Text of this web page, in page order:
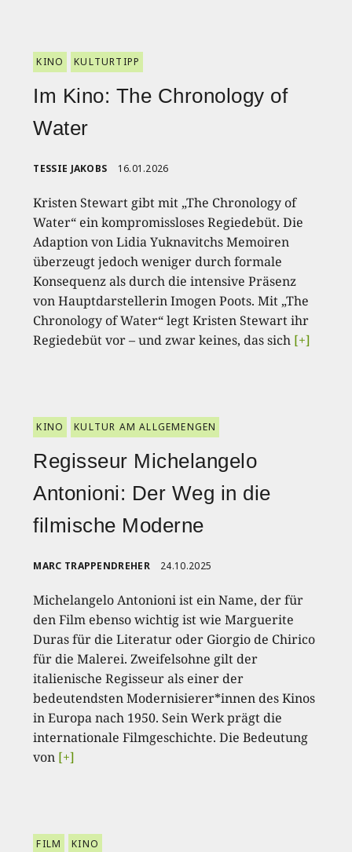
KINO KULTURTIPP
Im Kino: The Chronology of
Water
TESSIE JAKOBS 16.01.2026
Kristen Stewart gibt mit „The Chronology of
Water“ ein kompromissloses Regiedebüt. Die
Adaption von Lidia Yuknavitchs Memoiren
überzeugt jedoch weniger durch formale
Konsequenz als durch die intensive Präsenz
von Hauptdarstellerin Imogen Poots. Mit „The
Chronology of Water“ legt Kristen Stewart ihr
Regiedebüt vor – und zwar keines, das sich [+]
KINO KULTUR AM ALLGEMENGEN
Regisseur Michelangelo
Antonioni: Der Weg in die
filmische Moderne
MARC TRAPPENDREHER 24.10.2025
Michelangelo Antonioni ist ein Name, der für
den Film ebenso wichtig ist wie Marguerite
Duras für die Literatur oder Giorgio de Chirico
für die Malerei. Zweifelsohne gilt der
italienische Regisseur als einer der
bedeutendsten Modernisierer*innen des Kinos
in Europa nach 1950. Sein Werk prägt die
internationale Filmgeschichte. Die Bedeutung
von [+]
FILM KINO